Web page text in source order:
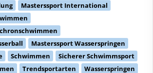
Masterssport International
Masterssport Wasserspringen
Schwimmen
Sicherer Schwimmsport
Trendsportarten Wasserspringen